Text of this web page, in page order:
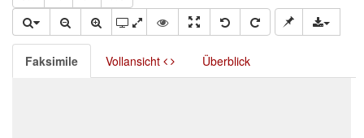
Faksimile Vollansicht Überblick